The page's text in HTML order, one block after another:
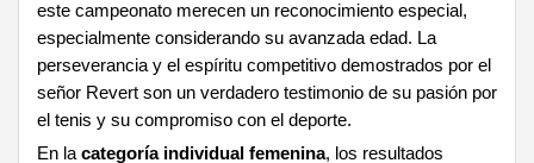
este campeonato merecen un reconocimiento especial,
especialmente considerando su avanzada edad. La
perseverancia y el espíritu competitivo demostrados por el
señor Revert son un verdadero testimonio de su pasión por
el tenis y su compromiso con el deporte.
En lacategoría individual femenina, los resultados